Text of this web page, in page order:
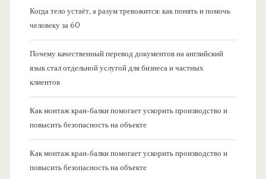
Когда тело устаёт, а разум тревожится: как понять и помочь
человеку за 60
Почему качественный перевод документов на английский
язык стал отдельной услугой для бизнеса и частных
клиентов
Как монтаж кран-балки помогает ускорить производство и
повысить безопасность на объекте
Как монтаж кран-балки помогает ускорить производство и
повысить безопасность на объекте